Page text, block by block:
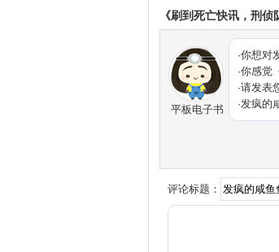
《刷到死亡快讯，刑
平板电子书
·你想对
·你感觉
·请发表
·发疯的
评论标题：